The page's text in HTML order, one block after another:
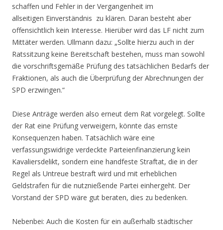
schaffen und Fehler in der Vergangenheit im
allseitigen Einverständnis zu klären. Daran besteht aber
offensichtlich kein Interesse. Hierüber wird das LF nicht zum
Mittäter werden. Ullmann dazu: „Sollte hierzu auch in der
Ratssitzung keine Bereitschaft bestehen, muss man sowohl
die vorschriftsgemäße Prüfung des tatsächlichen Bedarfs der
Fraktionen, als auch die Überprüfung der Abrechnungen der
SPD erzwingen.“
Diese Anträge werden also erneut dem Rat vorgelegt. Sollte
der Rat eine Prüfung verweigern, könnte das ernste
Konsequenzen haben. Tatsächlich wäre eine
verfassungswidrige verdeckte Parteienfinanzierung kein
Kavaliersdelikt, sondern eine handfeste Straftat, die in der
Regel als Untreue bestraft wird und mit erheblichen
Geldstrafen für die nutznießende Partei einhergeht. Der
Vorstand der SPD wäre gut beraten, dies zu bedenken.
Nebenbei: Auch die Kosten für ein außerhalb städtischer